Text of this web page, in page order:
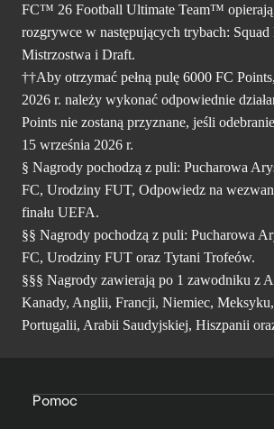
FC™ 26 Football Ultimate Team™ opierają
rozgrywce w następujących trybach: Squad
Mistrzostwa i Draft.
††Aby otrzymać pełną pulę 6000 FC
2026 r. należy wykonać odpowiednie
Points nie zostaną przyznane, jeśli
15 września 2026 r.
§ Nagrody pochodzą z puli: Pucharowa
FC, Urodziny FUT, Odpowiedz na
finału UEFA.
§§ Nagrody pochodzą z puli: Pucharowa
FC, Urodziny FUT oraz Tytani Trofeów.
§§§ Nagrody zawierają po 1 zawodniku z
Kanady, Anglii, Francji, Niemiec,
Portugalii, Arabii Saudyjskiej, Hiszpanii
Pomoc